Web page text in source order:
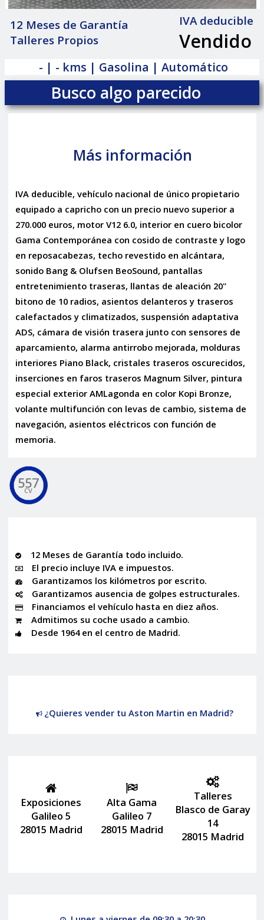
12 Meses de Garantía
Talleres Propios
IVA deducible
Vendido
- | - kms | Gasolina | Automático
Busco algo parecido
Más información
IVA deducible, vehículo nacional de único propietario
equipado a capricho con un precio nuevo superior a
270.000 euros, motor V12 6.0, interior en cuero bicolor
Gama Contemporánea con cosido de contraste y logo
en reposacabezas, techo revestido en alcántara,
sonido Bang & Olufsen BeoSound, pantallas
entretenimiento traseras, llantas de aleación 20"
bitono de 10 radios, asientos delanteros y traseros
calefactados y climatizados, suspensión adaptativa
ADS, cámara de visión trasera junto con sensores de
aparcamiento, alarma antirrobo mejorada, molduras
interiores Piano Black, cristales traseros oscurecidos,
inserciones en faros traseros Magnum Silver, pintura
especial exterior AMLagonda en color Kopi Bronze,
volante multifunción con levas de cambio, sistema de
navegación, asientos eléctricos con función de
memoria.
557
CV
12 Meses de Garantía todo incluido.
El precio incluye IVA e impuestos.
Garantizamos los kilómetros por escrito.
Garantizamos ausencia de golpes estructurales.
Financiamos el vehículo hasta en diez años.
Admitimos su coche usado a cambio.
Desde 1964 en el centro de Madrid.
¿Quieres vender tu Aston Martin en Madrid?
Exposiciones
Galileo 5
28015 Madrid
Alta Gama
Galileo 7
28015 Madrid
Talleres
Blasco de Garay
14
28015 Madrid